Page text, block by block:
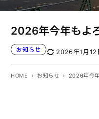
2026年今年もよ
お知らせ 2026年1月12
HOME お知らせ 2026年今